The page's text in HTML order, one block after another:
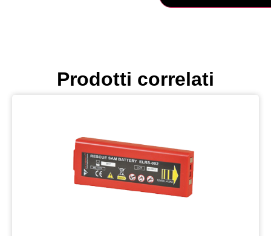
Prodotti correlati